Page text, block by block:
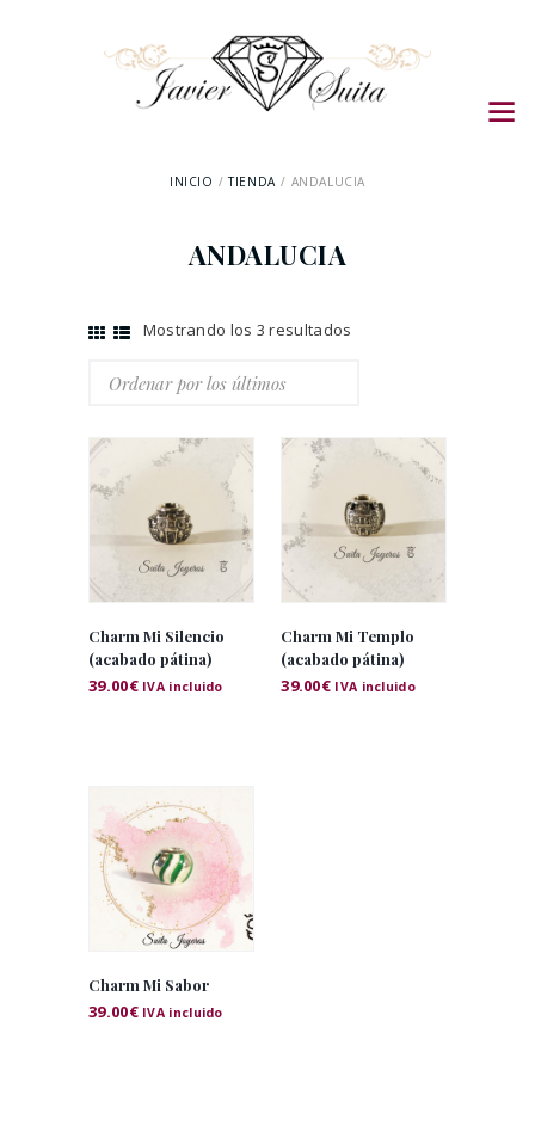
INICIO TIENDA ANDALUCIA
ANDALUCIA
Mostrando los 3 resultados
Charm Mi Silencio
(acabado pátina)
39.00€ IVA incluido
Charm Mi Templo
(acabado pátina)
39.00€ IVA incluido
Charm Mi Sabor
39.00€ IVA incluido